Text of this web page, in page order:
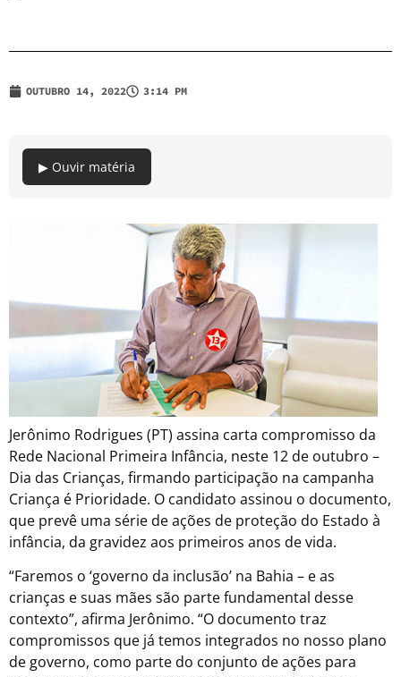
OUTUBRO 14, 2022 3:14 PM
▶ Ouvir matéria
Jerônimo Rodrigues (PT) assina carta compromisso da
Rede Nacional Primeira Infância, neste 12 de outubro –
Dia das Crianças, firmando participação na campanha
Criança é Prioridade. O candidato assinou o documento,
que prevê uma série de ações de proteção do Estado à
infância, da gravidez aos primeiros anos de vida.
“Faremos o ‘governo da inclusão’ na Bahia – e as
crianças e suas mães são parte fundamental desse
contexto”, afirma Jerônimo. “O documento traz
compromissos que já temos integrados no nosso plano
de governo, como parte do conjunto de ações para